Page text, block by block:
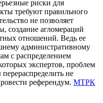
риски для
требуют правильного
не позволяет
создание агломераций
отношений. Ведь ее
административному
с распределением
экспертов, проблем
не
референдум. МТРК